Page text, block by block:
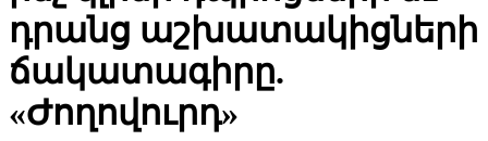
դրանց աշխատակիցների
ճակատագիրը.
«Ժողովուրդ»